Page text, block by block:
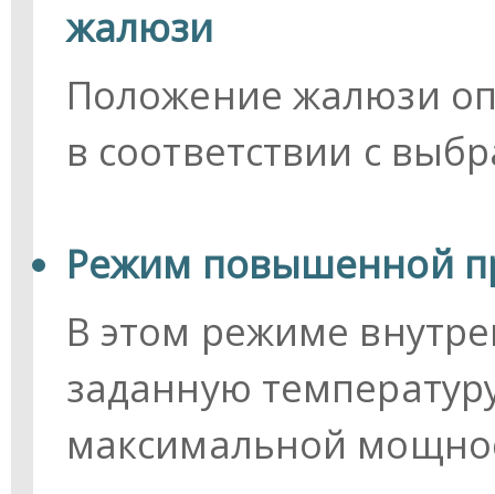
жалюзи
Положение жалюзи
в соответствии с
Режим повышенной
В этом режиме
заданную
максимальной